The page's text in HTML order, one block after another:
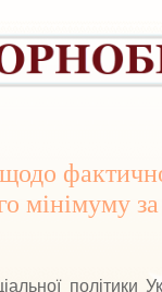
мінімуму
політики